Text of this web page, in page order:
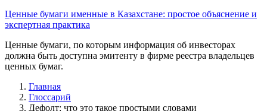
Ценные бумаги именные в Казахстане: простое объяснение и
экспертная практика
Ценные бума­ги, по которым информация об инвесторах
должна быть доступна эмитенту в фирме реест­ра владельцев
ценных бумаг.
Главная
Глоссарий
Дефолт: что это такое простыми словами